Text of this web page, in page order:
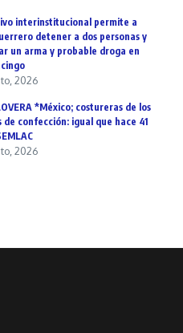
interinstitucional permite a
detener a dos personas y
un arma y probable droga en
2026
*México; costureras de los
de confección: igual que hace 41
2026